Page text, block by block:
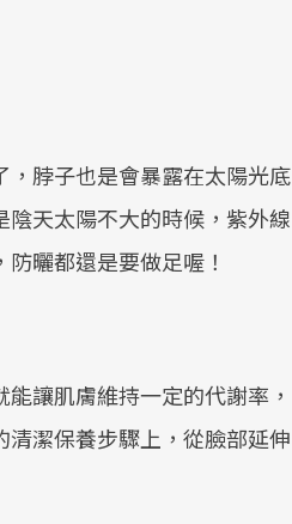
脖子也是會暴露在太陽光底
天太陽不大的時候，紫外線
曬都還是要做足喔！
讓肌膚維持一定的代謝率，
潔保養步驟上，從臉部延伸